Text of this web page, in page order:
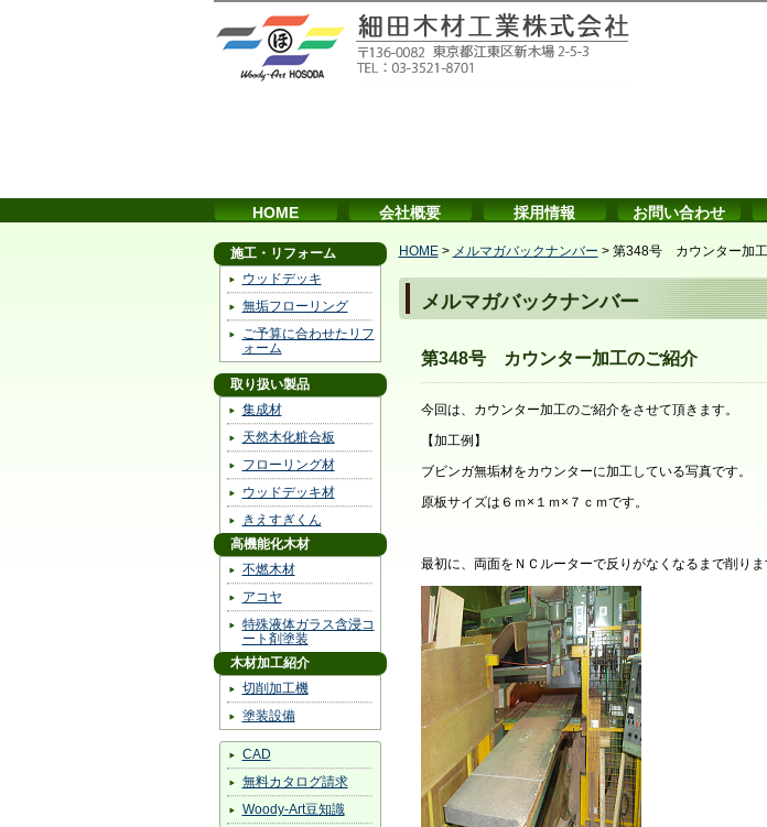
HOME 会社概要 採用情報 お問い合わせ
施工・リフォーム
ウッドデッキ
無垢フローリング
ご予算に合わせたリフ
ォーム
取り扱い製品
集成材
天然木化粧合板
フローリング材
ウッドデッキ材
きえすぎくん
高機能化木材
不燃木材
アコヤ
特殊液体ガラス含浸コ
ート剤塗装
木材加工紹介
切削加工機
塗装設備
CAD
無料カタログ請求
Woody-Art豆知識
HOME> メルマガバックナンバー > 第348号 カウンター加
メルマガバックナンバー
第348号 カウンター加工のご紹介
今回は、カウンター加工のご紹介をさせて頂きます。
【加工例】
ブビンガ無垢材をカウンターに加工している写真です。
原板サイズは６ｍ×１ｍ×７ｃｍです。
最初に、両面をＮＣルーターで反りがなくなるまで削りま